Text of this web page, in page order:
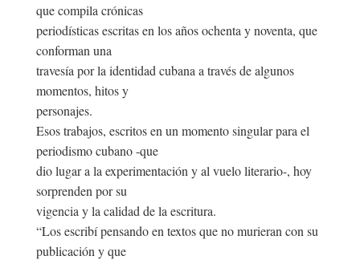
que compila crónicas
periodísticas escritas en los años ochenta y noventa, que
conforman una
travesía por la identidad cubana a través de algunos
momentos, hitos y
personajes.
Esos trabajos, escritos en un momento singular para el
periodismo cubano -que
dio lugar a la experimentación y al vuelo literario-, hoy
sorprenden por su
vigencia y la calidad de la escritura.
“Los escribí pensando en textos que no murieran con su
publicación y que